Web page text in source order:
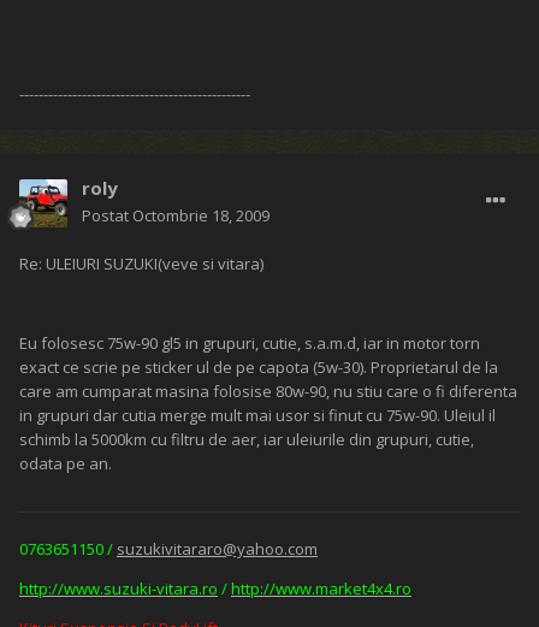
------------------------------------------------
roly
Postat Octombrie 18, 2009
Re: ULEIURI SUZUKI(veve si vitara)
Eu folosesc 75w-90 gl5 in grupuri, cutie, s.a.m.d, iar in motor torn
exact ce scrie pe sticker ul de pe capota (5w-30). Proprietarul de la
care am cumparat masina folosise 80w-90, nu stiu care o fi diferenta
in grupuri dar cutia merge mult mai usor si finut cu 75w-90. Uleiul il
schimb la 5000km cu filtru de aer, iar uleiurile din grupuri, cutie,
odata pe an.
0763651150 / suzukivitararo@yahoo.com
http://www.suzuki-vitara.ro /http://www.market4x4.ro